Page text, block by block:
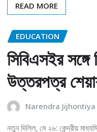
READ MORE
EDUCATION
সিবিএসইর সঙ্গে
উত্তরপত্র
Narendra Jijhontiya
নতুন দিল্লি, মে ২৬: কেন্দ্রীয়